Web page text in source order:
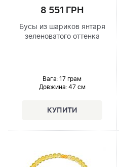
8 551 ГРН
Бусы из шариков янтаря
зеленоватого оттенка
Вага: 17 грам
Довжина: 47 см